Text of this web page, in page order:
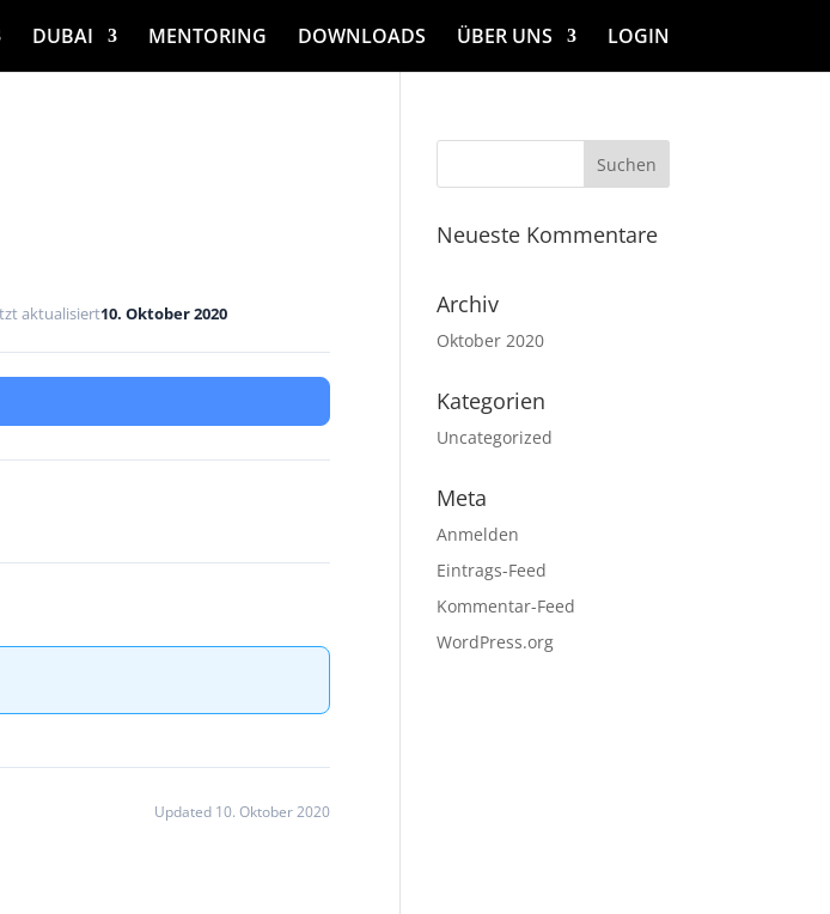
DUBAI MENTORING DOWNLOADS ÜBER UNS LOGIN
aktualisiert10. Oktober 2020
Updated 10. Oktober 2020
Neueste Kommentare
Archiv
Oktober 2020
Kategorien
Uncategorized
Meta
Anmelden
Eintrags-Feed
Kommentar-Feed
WordPress.org